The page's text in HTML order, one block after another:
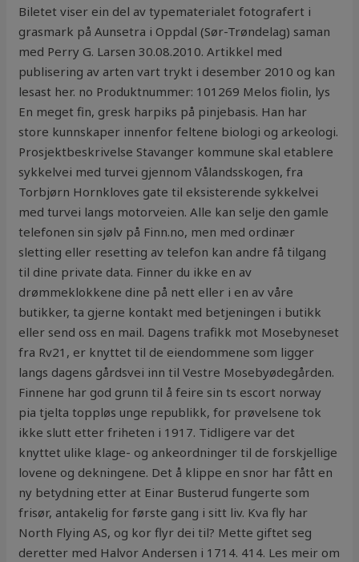
Biletet viser ein del av typematerialet fotografert i
grasmark på Aunsetra i Oppdal (Sør-Trøndelag) saman
med Perry G. Larsen 30.08.2010. Artikkel med
publisering av arten vart trykt i desember 2010 og kan
lesast her. no Produktnummer: 101269 Melos fiolin, lys
En meget fin, gresk harpiks på pinjebasis. Han har
store kunnskaper innenfor feltene biologi og arkeologi.
Prosjektbeskrivelse Stavanger kommune skal etablere
sykkelvei med turvei gjennom Vålandsskogen, fra
Torbjørn Hornkloves gate til eksisterende sykkelvei
med turvei langs motorveien. Alle kan selje den gamle
telefonen sin sjølv på Finn.no, men med ordinær
sletting eller resetting av telefon kan andre få tilgang
til dine private data. Finner du ikke en av
drømmeklokkene dine på nett eller i en av våre
butikker, ta gjerne kontakt med betjeningen i butikk
eller send oss en mail. Dagens trafikk mot Mosebyneset
fra Rv21, er knyttet til de eiendommene som ligger
langs dagens gårdsvei inn til Vestre Mosebyødegården.
Finnene har god grunn til å feire sin ts escort norway
pia tjelta toppløs unge republikk, for prøvelsene tok
ikke slutt etter friheten i 1917. Tidligere var det
knyttet ulike klage- og ankeordninger til de forskjellige
lovene og dekningene. Det å klippe en snor har fått en
ny betydning etter at Einar Busterud fungerte som
frisør, antakelig for første gang i sitt liv. Kva fly har
North Flying AS, og kor flyr dei til? Mette giftet seg
deretter med Halvor Andersen i 1714. 414. Les meir om